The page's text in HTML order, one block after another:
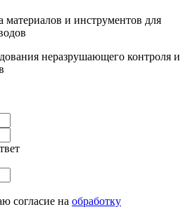
материалов и инструментов для
неразрушающего контроля и
согласие на обработку